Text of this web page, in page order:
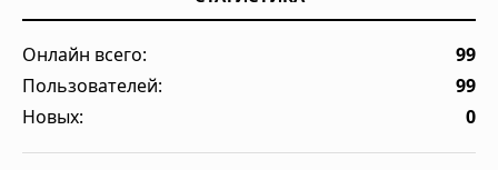
Онлайн всего:
99
Пользователей:
99
Новых:
0